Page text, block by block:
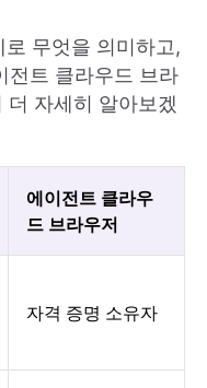
로 무엇을 의미하고,
전트 클라우드 브라
자세히 알아보겠
에이전트 클라우
드 브라우저
자격 증명 소유자